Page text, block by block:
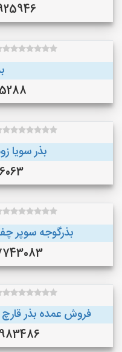
()
بذر سویا
()
بذرگوجه‌ سوپر چف. 100گرمی. اصل
فروش عمده بذر